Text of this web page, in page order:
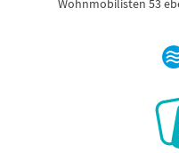
Wohnmobilisten 53